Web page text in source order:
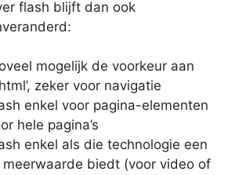
flash blijft dan ook
mogelijk de voorkeur aan
zeker voor navigatie
enkel voor pagina-elementen
hele pagina’s
enkel als die technologie een
biedt (voor video of